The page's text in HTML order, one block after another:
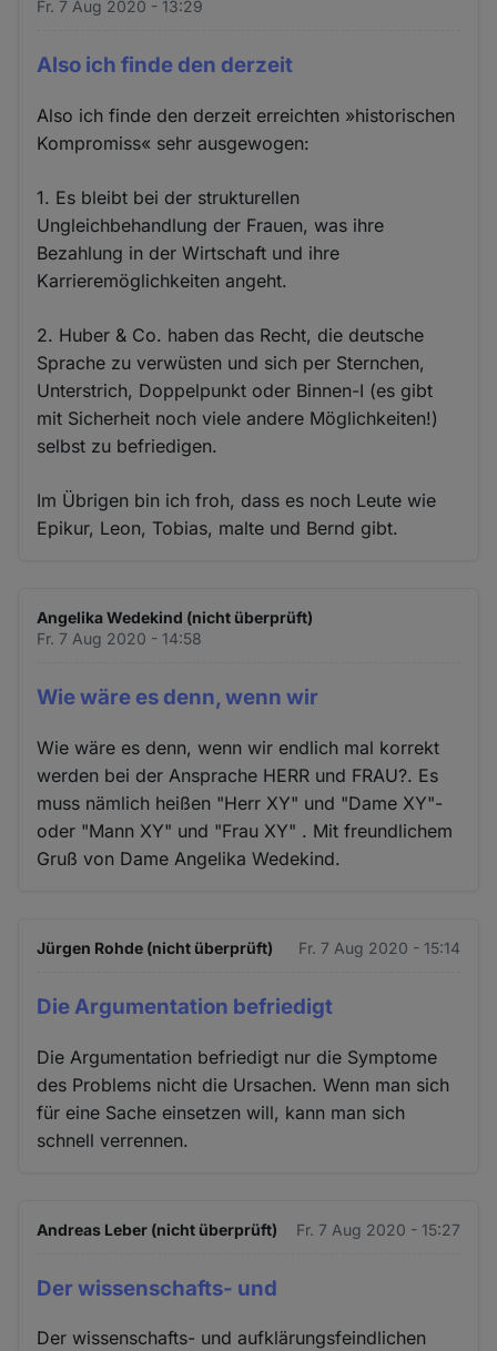
Fr. 7 Aug 2020 - 13:29
Also ich finde den derzeit
Also ich finde den derzeit erreichten »historischen
Kompromiss« sehr ausgewogen:
1. Es bleibt bei der strukturellen
Ungleichbehandlung der Frauen, was ihre
Bezahlung in der Wirtschaft und ihre
Karrieremöglichkeiten angeht.
2. Huber & Co. haben das Recht, die deutsche
Sprache zu verwüsten und sich per Sternchen,
Unterstrich, Doppelpunkt oder Binnen-I (es gibt
mit Sicherheit noch viele andere Möglichkeiten!)
selbst zu befriedigen.
Im Übrigen bin ich froh, dass es noch Leute wie
Epikur, Leon, Tobias, malte und Bernd gibt.
Angelika Wedekind (nicht überprüft)
Fr. 7 Aug 2020 - 14:58
Wie wäre es denn, wenn wir
Wie wäre es denn, wenn wir endlich mal korrekt
werden bei der Ansprache HERR und FRAU?. Es
muss nämlich heißen "Herr XY" und "Dame XY"-
oder "Mann XY" und "Frau XY" . Mit freundlichem
Gruß von Dame Angelika Wedekind.
Jürgen Rohde (nicht überprüft) Fr. 7 Aug 2020 - 15:14
Die Argumentation befriedigt
Die Argumentation befriedigt nur die Symptome
des Problems nicht die Ursachen. Wenn man sich
für eine Sache einsetzen will, kann man sich
schnell verrennen.
Andreas Leber (nicht überprüft) Fr. 7 Aug 2020 - 15:27
Der wissenschafts- und
Der wissenschafts- und aufklärungsfeindlichen